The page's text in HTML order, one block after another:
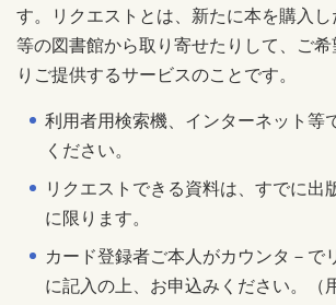
す。リクエストとは、新たに本を購入
等の図書館から取り寄せたりして、ご
りご提供するサービスのことです。
利用者用検索機、インターネット等
ください。
リクエストできる資料は、すでに出
に限ります。
カード登録者ご本人がカウンタ－で
に記入の上、お申込みください。（